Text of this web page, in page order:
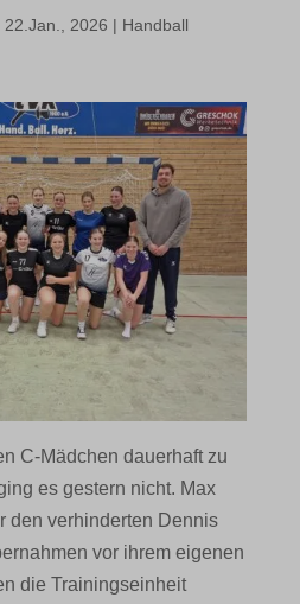
22.Jan., 2026 | Handball
C-Mädchen dauerhaft zu
es gestern nicht. Max
den verhinderten Dennis
vor ihrem eigenen
die Trainingseinheit